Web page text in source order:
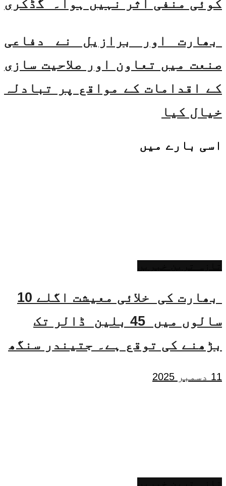
کوئی منفی اثر نہیں ہوا۔ گڈکری
بھارت اور برازیل نے دفاعی
صنعت میں تعاون اور صلاحیت سازی
کے اقدامات کے مواقع پر تبادلہ
خیال کیا
اسی بارے میں
بھارت کی خلائی معیشت اگلے 10
سالوں میں 45 بلین ڈالر تک
بڑھنے کی توقع ہے۔ جتیندر سنگھ
11 دسمبر 2025